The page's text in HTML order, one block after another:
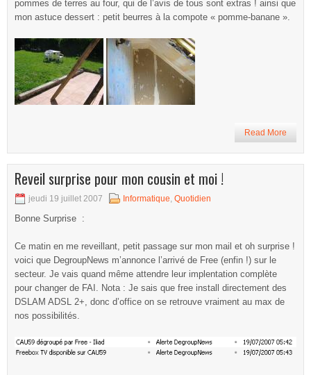
pommes de terres au four, qui de l’avis de tous sont extras ! ainsi que
mon astuce dessert : petit beurres à la compote « pomme-banane ».
Read More
Reveil surprise pour mon cousin et moi !
jeudi 19 juillet 2007 Informatique, Quotidien
Bonne Surprise :
Ce matin en me reveillant, petit passage sur mon mail et oh surprise !
voici que DegroupNews m’annonce l’arrivé de Free (enfin !) sur le
secteur. Je vais quand même attendre leur implentation complète
pour changer de FAI. Nota : Je sais que free install directement des
DSLAM ADSL 2+, donc d’office on se retrouve vraiment au max de
nos possibilités.